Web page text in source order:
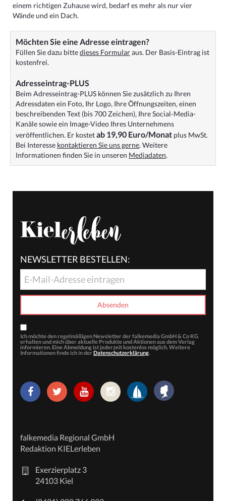
einem richtigen Zuhause wird, bedarf es mehr als nur vier
Wände und ein Dach.
Möchten Sie eine Adresse eintragen?
Füllen Sie dazu bittedieses Formularaus. Der Basis-Eintrag ist
kostenfrei.
Adresseintrag-PLUS
Beim Adresseintrag-PLUS können Sie zusätzlich zu Ihren
Adressdaten ein Foto, Ihr Logo, Ihre Öffnungszeiten, einen
beschreibenden Text (bis 700 Zeichen), Ihre Social-Media-
Kanäle sowie ein Image-Video Ihres Unternehmens
veröffentlichen. Er kostetab 19,90 Euro/Monat plus MwSt.
Bei Interesse kontaktieren Sie uns gerne. Weitere
Informationen finden Sie in unseren Mediadaten.
NEWSLETTER BESTELLEN:
Ich möchte den regelmäßigen Newsletter der falkemedia GmbH & Co KG
erhalten und mich über aktuelle Produkte und Aktionen aus dem Verlag
informieren. Eine Abmeldung ist jederzeit kostenlos möglich. Weitere
Informationen finde ich in der Datenschutzerklärung.
falkemedia Regional GmbH
Redaktion KIELerleben
Exerzierplatz 3
24103 Kiel